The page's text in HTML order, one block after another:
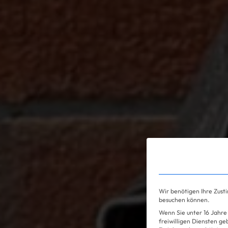
Wir benötigen Ihre
besuchen können.
Wenn Sie unter 16
freiwilligen Diensten